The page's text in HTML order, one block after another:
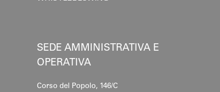
SEDE AMMINISTRATIVA E
OPERATIVA
Corso del Popolo, 146/C